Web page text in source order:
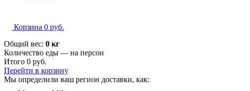
Корзина 0 руб.
Общий вес: 0 кг
Количество еды — на персон
Итого 0 руб.
Перейти в корзину
Мы определили ваш регион доставки, как: